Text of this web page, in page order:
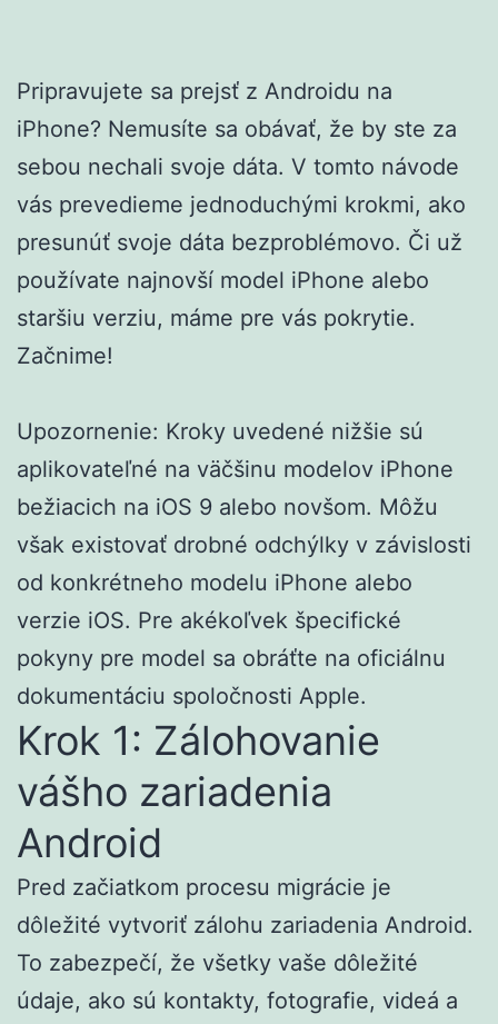
Pripravujete sa prejsť z Androidu na
iPhone? Nemusíte sa obávať, že by ste za
sebou nechali svoje dáta. V tomto návode
vás prevedieme jednoduchými krokmi, ako
presunúť svoje dáta bezproblémovo. Či už
používate najnovší model iPhone alebo
staršiu verziu, máme pre vás pokrytie.
Začnime!
Upozornenie: Kroky uvedené nižšie sú
aplikovateľné na väčšinu modelov iPhone
bežiacich na iOS 9 alebo novšom. Môžu
však existovať drobné odchýlky v závislosti
od konkrétneho modelu iPhone alebo
verzie iOS. Pre akékoľvek špecifické
pokyny pre model sa obráťte na oficiálnu
dokumentáciu spoločnosti Apple.
Krok 1: Zálohovanie
vášho zariadenia
Android
Pred začiatkom procesu migrácie je
dôležité vytvoriť zálohu zariadenia Android.
To zabezpečí, že všetky vaše dôležité
údaje, ako sú kontakty, fotografie, videá a